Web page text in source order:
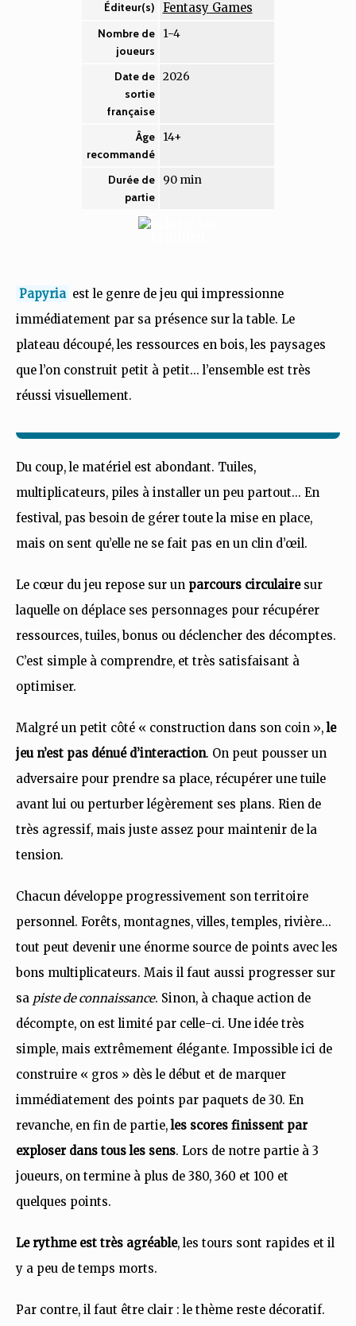
Éditeur(s) Fentasy Games
Nombre de
joueurs
1-4
Date de
sortie
française
2026
Âge
recommandé
14+
Durée de
partie
90 min
Papyria est le genre de jeu qui impressionne
immédiatement par sa présence sur la table. Le
plateau découpé, les ressources en bois, les paysages
que l’on construit petit à petit… l’ensemble est très
réussi visuellement.
Du coup, le matériel est abondant. Tuiles,
multiplicateurs, piles à installer un peu partout… En
festival, pas besoin de gérer toute la mise en place,
mais on sent qu’elle ne se fait pas en un clin d’œil.
Le cœur du jeu repose sur un parcours circulairesur
laquelle on déplace ses personnages pour récupérer
ressources, tuiles, bonus ou déclencher des décomptes.
C’est simple à comprendre, et très satisfaisant à
optimiser.
Malgré un petit côté « construction dans son coin »,le
jeu n’est pas dénué d’interaction. On peut pousser un
adversaire pour prendre sa place, récupérer une tuile
avant lui ou perturber légèrement ses plans. Rien de
très agressif, mais juste assez pour maintenir de la
tension.
Chacun développe progressivement son territoire
personnel. Forêts, montagnes, villes, temples, rivière…
tout peut devenir une énorme source de points avec les
bons multiplicateurs. Mais il faut aussi progresser sur
sa piste de connaissance. Sinon, à chaque action de
décompte, on est limité par celle-ci. Une idée très
simple, mais extrêmement élégante. Impossible ici de
construire « gros » dès le début et de marquer
immédiatement des points par paquets de 30. En
revanche, en fin de partie,les scores finissent par
exploser dans tous les sens. Lors de notre partie à 3
joueurs, on termine à plus de 380, 360 et 100 et
quelques points.
Le rythme est très agréable, les tours sont rapides et il
y a peu de temps morts.
Par contre, il faut être clair : le thème reste décoratif.